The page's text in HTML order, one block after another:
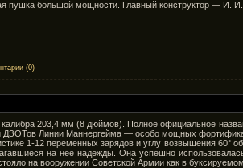
пушка большой мощности. Главный конструктор — И.
(0)
203,4 мм (8 дюймов). Полное официальное
ДЗОТов Линии Маннергейма — особо мощных
1-12 переменных зарядов и углу возвышения 60°
на неё надежды. Она успешно
на вооружении Советской Армии как в